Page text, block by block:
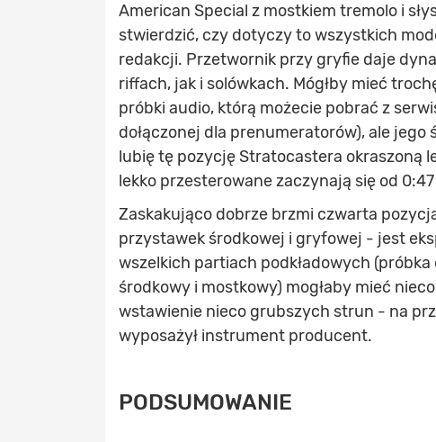
American Special z mostkiem tremolo i
stwierdzić, czy dotyczy to wszystkich
redakcji. Przetwornik przy gryfie daje
riffach, jak i solówkach. Mógłby mieć
próbki audio, którą możecie pobrać z
dołączonej dla prenumeratorów), ale
lubię tę pozycję Stratocastera okraszoną
lekko przesterowane zaczynają się od
Zaskakująco dobrze brzmi czwarta
przystawek środkowej i gryfowej - jest
wszelkich partiach podkładowych
środkowy i mostkowy) mogłaby mieć
wstawienie nieco grubszych strun - na
wyposażył instrument producent.
PODSUMOWANIE